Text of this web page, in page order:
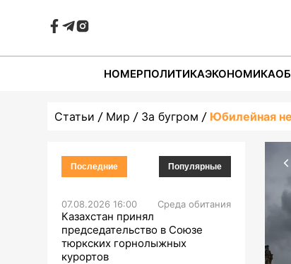
НОМЕРПОЛИТИКАЭКОНОМИКА
Статьи Мир За бугром Юбилейная
Последние Популярные
07.08.2026 16:00 Среда обитания
Казахстан принял
председательство в Союзе
тюркских горнолыжных
курортов